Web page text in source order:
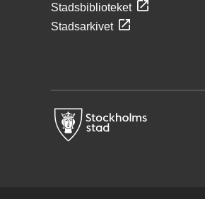
Stadsbiblioteket
Stadsarkivet